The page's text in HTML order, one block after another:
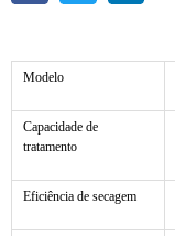
Modelo
Capacidade de
tratamento
Eficiência de secagem